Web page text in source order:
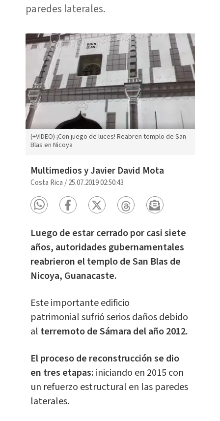
paredes laterales.
(+VIDEO) ¡Con juego de luces! Reabren templo de San
Blas en Nicoya
Multimedios y Javier David Mota
Costa Rica /25.07.2019 02:50:43
Luego de estar cerrado por casi siete
años, autoridades gubernamentales
reabrieron el templo de San Blas de
Nicoya, Guanacaste.
Este importante edificio
patrimonial sufrió serios daños debido
al terremoto de Sámara del año 2012.
El proceso de reconstrucción se dio
en tres etapas: iniciando en 2015 con
un refuerzo estructural en las paredes
laterales.